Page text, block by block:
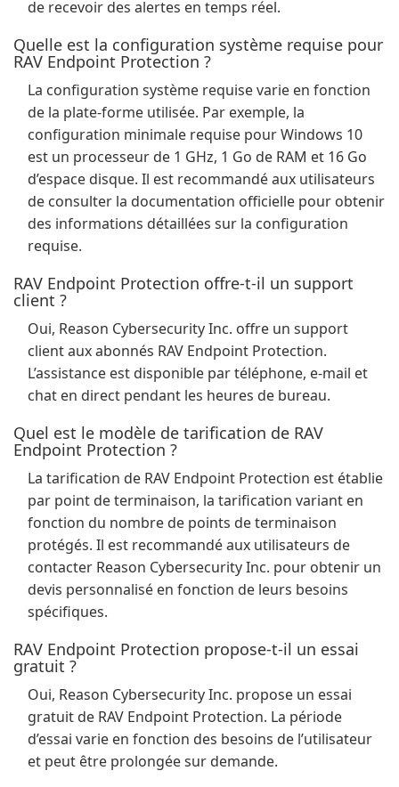
de recevoir des alertes en temps réel.
Quelle est la configuration système requise pour
RAV Endpoint Protection ?
La configuration système requise varie en fonction
de la plate-forme utilisée. Par exemple, la
configuration minimale requise pour Windows 10
est un processeur de 1 GHz, 1 Go de RAM et 16 Go
d’espace disque. Il est recommandé aux utilisateurs
de consulter la documentation officielle pour obtenir
des informations détaillées sur la configuration
requise.
RAV Endpoint Protection offre-t-il un support
client ?
Oui, Reason Cybersecurity Inc. offre un support
client aux abonnés RAV Endpoint Protection.
L’assistance est disponible par téléphone, e-mail et
chat en direct pendant les heures de bureau.
Quel est le modèle de tarification de RAV
Endpoint Protection ?
La tarification de RAV Endpoint Protection est établie
par point de terminaison, la tarification variant en
fonction du nombre de points de terminaison
protégés. Il est recommandé aux utilisateurs de
contacter Reason Cybersecurity Inc. pour obtenir un
devis personnalisé en fonction de leurs besoins
spécifiques.
RAV Endpoint Protection propose-t-il un essai
gratuit ?
Oui, Reason Cybersecurity Inc. propose un essai
gratuit de RAV Endpoint Protection. La période
d’essai varie en fonction des besoins de l’utilisateur
et peut être prolongée sur demande.